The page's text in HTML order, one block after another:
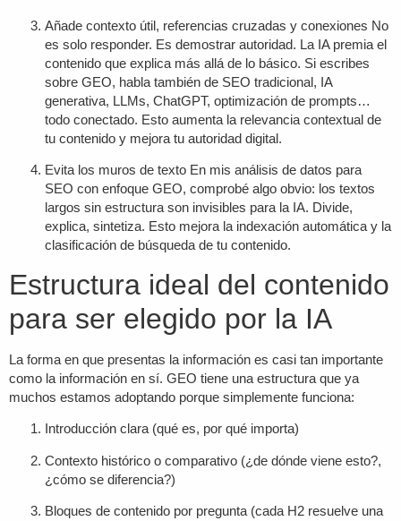
Añade contexto útil, referencias cruzadas y conexiones No
es solo responder. Es demostrar autoridad. La IA premia el
contenido que explica más allá de lo básico. Si escribes
sobre GEO, habla también de SEO tradicional, IA
generativa, LLMs, ChatGPT, optimización de prompts…
todo conectado. Esto aumenta la relevancia contextual de
tu contenido y mejora tu autoridad digital.
Evita los muros de texto En mis análisis de datos para
SEO con enfoque GEO, comprobé algo obvio: los textos
largos sin estructura son invisibles para la IA. Divide,
explica, sintetiza. Esto mejora la indexación automática y la
clasificación de búsqueda de tu contenido.
Estructura ideal del contenido
para ser elegido por la IA
La forma en que presentas la información es casi tan importante
como la información en sí. GEO tiene una estructura que ya
muchos estamos adoptando porque simplemente funciona:
Introducción clara (qué es, por qué importa)
Contexto histórico o comparativo (¿de dónde viene esto?,
¿cómo se diferencia?)
Bloques de contenido por pregunta (cada H2 resuelve una